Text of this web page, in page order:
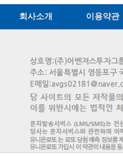
회사소개 이용약관